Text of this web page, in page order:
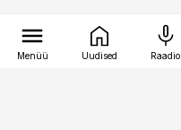
Menüü Uudised Raadio